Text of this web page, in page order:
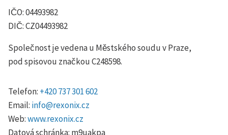
IČO: 04493982
DIČ: CZ04493982
Společnost je vedena u Městského soudu v Praze,
pod spisovou značkou C248598.
Telefon: +420 737 301 602
Email: info@rexonix.cz
Web:www.rexonix.cz
Datová schránka: m9uakpa